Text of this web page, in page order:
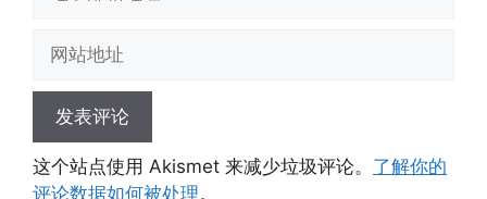
地
地
这个站点使用 Akismet 来减少垃圾评论。 了解你的
评论数据如何被处理。